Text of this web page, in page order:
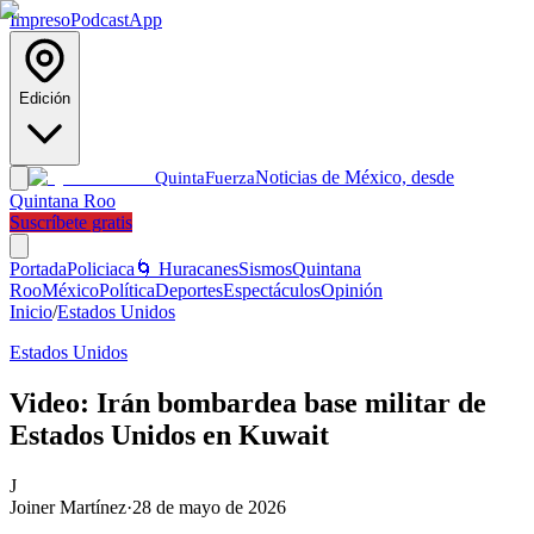
ImpresoPodcastApp
Edición
QuintaFuerzaNoticias de México, desde
Quintana Roo
Suscríbete gratis
PortadaPoliciaca 🌀 HuracanesSismosQuintana
RooMéxicoPolíticaDeportesEspectáculosOpinión
Inicio/Estados Unidos
Estados Unidos
Video: Irán bombardea base militar de
Estados Unidos en Kuwait
J
Joiner Martínez·28 de mayo de 2026